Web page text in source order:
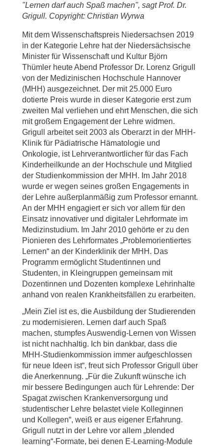
"Lernen darf auch Spaß machen", sagt Prof. Dr.
Grigull. Copyright: Christian Wyrwa
Mit dem Wissenschaftspreis Niedersachsen 2019
in der Kategorie Lehre hat der Niedersächsische
Minister für Wissenschaft und Kultur Björn
Thümler heute Abend Professor Dr. Lorenz Grigull
von der Medizinischen Hochschule Hannover
(MHH) ausgezeichnet. Der mit 25.000 Euro
dotierte Preis wurde in dieser Kategorie erst zum
zweiten Mal verliehen und ehrt Menschen, die sich
mit großem Engagement der Lehre widmen.
Grigull arbeitet seit 2003 als Oberarzt in der MHH-
Klinik für Pädiatrische Hämatologie und
Onkologie, ist Lehrverantwortlicher für das Fach
Kinderheilkunde an der Hochschule und Mitglied
der Studienkommission der MHH. Im Jahr 2018
wurde er wegen seines großen Engagements in
der Lehre außerplanmäßig zum Professor ernannt.
An der MHH engagiert er sich vor allem für den
Einsatz innovativer und digitaler Lehrformate im
Medizinstudium. Im Jahr 2010 gehörte er zu den
Pionieren des Lehrformates „Problemorientiertes
Lernen“ an der Kinderklinik der MHH. Das
Programm ermöglicht Studentinnen und
Studenten, in Kleingruppen gemeinsam mit
Dozentinnen und Dozenten komplexe Lehrinhalte
anhand von realen Krankheitsfällen zu erarbeiten.
„Mein Ziel ist es, die Ausbildung der Studierenden
zu modernisieren. Lernen darf auch Spaß
machen, stumpfes Auswendig-Lernen von Wissen
ist nicht nachhaltig. Ich bin dankbar, dass die
MHH-Studienkommission immer aufgeschlossen
für neue Ideen ist“, freut sich Professor Grigull über
die Anerkennung. „Für die Zukunft wünsche ich
mir bessere Bedingungen auch für Lehrende: Der
Spagat zwischen Krankenversorgung und
studentischer Lehre belastet viele Kolleginnen
und Kollegen“, weiß er aus eigener Erfahrung.
Grigull nutzt in der Lehre vor allem „blended
learning“-Formate, bei denen E-Learning-Module